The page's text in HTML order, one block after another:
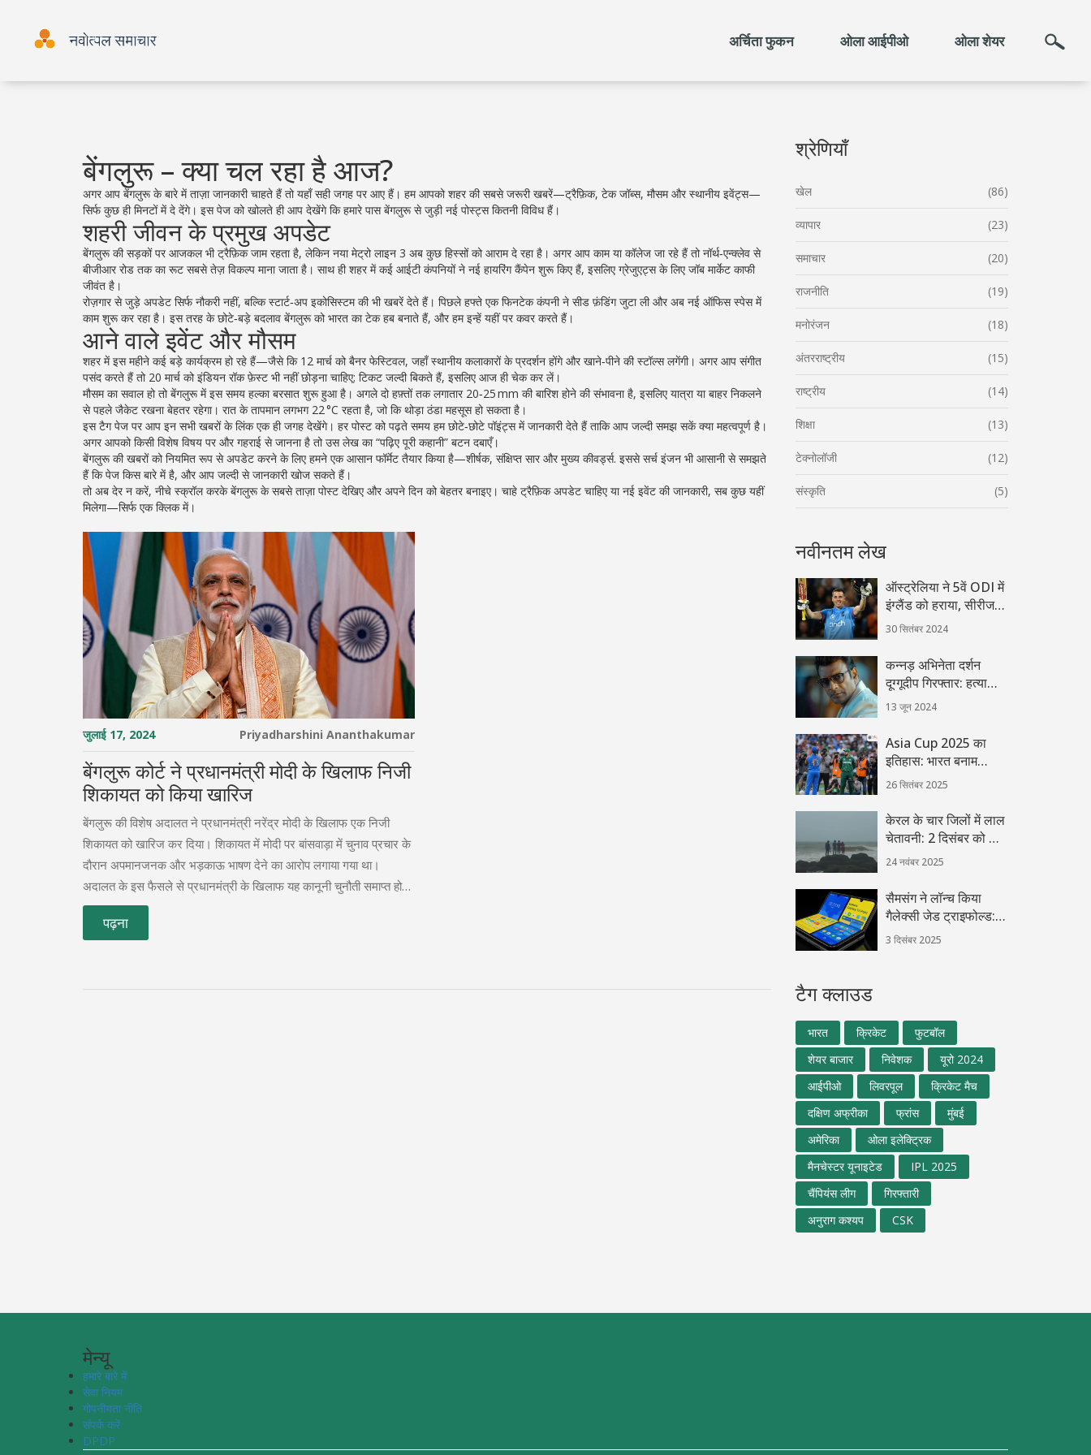
अर्चिता फुकन ओला आईपीओ ओला शेयर
बेंगलुरू – क्या चल रहा है आज?
अगर आप बेंगलुरू के बारे में ताज़ा जानकारी चाहते हैं तो यहाँ सही जगह पर आए हैं। हम आपको शहर की सबसे जरूरी खबरें—ट्रैफ़िक, टेक जॉब्स, मौसम और स्थानीय इवेंट्स—
सिर्फ कुछ ही मिनटों में दे देंगे। इस पेज को खोलते ही आप देखेंगे कि हमारे पास बेंगलुरू से जुड़ी नई पोस्ट्स कितनी विविध हैं।
शहरी जीवन के प्रमुख अपडेट
बेंगलुरू की सड़कों पर आजकल भी ट्रैफ़िक जाम रहता है, लेकिन नया मेट्रो लाइन 3 अब कुछ हिस्सों को आराम दे रहा है। अगर आप काम या कॉलेज जा रहे हैं तो नॉर्थ‑एन्क्लेव से
बीजीआर रोड तक का रूट सबसे तेज़ विकल्प माना जाता है। साथ ही शहर में कई आईटी कंपनियों ने नई हायरिंग कैंपेन शुरू किए हैं, इसलिए ग्रेजुएट्स के लिए जॉब मार्केट काफी
जीवंत है।
रोज़गार से जुड़े अपडेट सिर्फ नौकरी नहीं, बल्कि स्टार्ट‑अप इकोसिस्टम की भी खबरें देते हैं। पिछले हफ्ते एक फिनटेक कंपनी ने सीड फ़ंडिंग जुटा ली और अब नई ऑफिस स्पेस में
काम शुरू कर रहा है। इस तरह के छोटे‑बड़े बदलाव बेंगलुरू को भारत का टेक हब बनाते हैं, और हम इन्हें यहीं पर कवर करते हैं।
आने वाले इवेंट और मौसम
शहर में इस महीने कई बड़े कार्यक्रम हो रहे हैं—जैसे कि 12 मार्च को बैनर फेस्टिवल, जहाँ स्थानीय कलाकारों के प्रदर्शन होंगे और खाने‑पीने की स्टॉल्स लगेंगी। अगर आप संगीत
पसंद करते हैं तो 20 मार्च को इंडियन रॉक फ़ेस्ट भी नहीं छोड़ना चाहिए; टिकट जल्दी बिकते हैं, इसलिए आज ही चेक कर लें।
मौसम का सवाल हो तो बेंगलुरू में इस समय हल्का बरसात शुरू हुआ है। अगले दो हफ़्तों तक लगातार 20‑25 mm की बारिश होने की संभावना है, इसलिए यात्रा या बाहर निकलने
से पहले जैकेट रखना बेहतर रहेगा। रात के तापमान लगभग 22 °C रहता है, जो कि थोड़ा ठंडा महसूस हो सकता है।
इस टैग पेज पर आप इन सभी खबरों के लिंक एक ही जगह देखेंगे। हर पोस्ट को पढ़ते समय हम छोटे‑छोटे पॉइंट्स में जानकारी देते हैं ताकि आप जल्दी समझ सकें क्या महत्वपूर्ण है।
अगर आपको किसी विशेष विषय पर और गहराई से जानना है तो उस लेख का “पढ़िए पूरी कहानी” बटन दबाएँ।
बेंगलुरू की खबरों को नियमित रूप से अपडेट करने के लिए हमने एक आसान फॉर्मेट तैयार किया है—शीर्षक, संक्षिप्त सार और मुख्य कीवर्ड्स. इससे सर्च इंजन भी आसानी से समझते
हैं कि पेज किस बारे में है, और आप जल्दी से जानकारी खोज सकते हैं।
तो अब देर न करें, नीचे स्क्रॉल करके बेंगलुरू के सबसे ताज़ा पोस्ट देखिए और अपने दिन को बेहतर बनाइए। चाहे ट्रैफ़िक अपडेट चाहिए या नई इवेंट की जानकारी, सब कुछ यहीं
मिलेगा—सिर्फ एक क्लिक में।
जुलाई 17, 2024 Priyadharshini Ananthakumar
बेंगलुरू कोर्ट ने प्रधानमंत्री मोदी के खिलाफ निजी
शिकायत को किया खारिज
बेंगलुरू की विशेष अदालत ने प्रधानमंत्री नरेंद्र मोदी के खिलाफ एक निजी
शिकायत को खारिज कर दिया। शिकायत में मोदी पर बांसवाड़ा में चुनाव प्रचार के
दौरान अपमानजनक और भड़काऊ भाषण देने का आरोप लगाया गया था।
अदालत के इस फैसले से प्रधानमंत्री के खिलाफ यह कानूनी चुनौती समाप्त हो
गई है।
पढ़ना
श्रेणियाँ
खेल (86)
व्यापार (23)
समाचार (20)
राजनीति (19)
मनोरंजन (18)
अंतरराष्ट्रीय (15)
राष्ट्रीय (14)
शिक्षा (13)
टेक्नोलॉजी (12)
संस्कृति (5)
नवीनतम लेख
ऑस्ट्रेलिया ने 5वें ODI में
इंग्लैंड को हराया, सीरीज
3-2 से अपने नाम की
30 सितंबर 2024
कन्नड़ अभिनेता दर्शन
दूग्गूदीप गिरफ्तार: हत्या
मामले में संलिप्तता का
आरोप
13 जून 2024
Asia Cup 2025 का
इतिहास: भारत बनाम
पाकिस्तान फाइनल, दुबई में
26 सितंबर 2025
केरल के चार जिलों में लाल
चेतावनी: 2 दिसंबर को भारी
बारिश से बाढ़ और भूस्खलन
24 नवंबर 2025
सैमसंग ने लॉन्च किया
गैलेक्सी जेड ट्राइफोल्ड:
दुनिया का पहला ट्रिपल-
3 दिसंबर 2025
टैग क्लाउड
भारत क्रिकेट
फुटबॉल
शेयर बाजार
निवेशक
यूरो 2024
आईपीओ
लिवरपूल
क्रिकेट मैच
दक्षिण अफ्रीका
फ्रांस
मुंबई
अमेरिका
ओला इलेक्ट्रिक
मैनचेस्टर यूनाइटेड
IPL 2025
चैंपियंस लीग
गिरफ्तारी
अनुराग कश्यप
CSK
मेन्यू
हमारे बारे में
सेवा नियम
गोपनीयता नीति
संपर्क करें
DPDP